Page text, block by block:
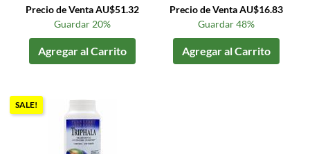
Precio de Venta AU$51.32
Guardar 20%
Agregar al Carrito
Precio de Venta AU$16.83
Guardar 48%
Agregar al Carrito
SALE!